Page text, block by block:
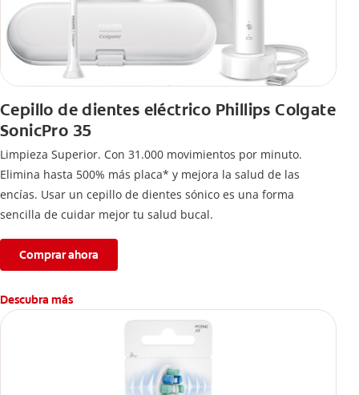
Cepillo de dientes eléctrico Phillips Colgate
SonicPro 35
Limpieza Superior. Con 31.000 movimientos por minuto.
Elimina hasta 500% más placa* y mejora la salud de las
encías. Usar un cepillo de dientes sónico es una forma
sencilla de cuidar mejor tu salud bucal.
Comprar ahora
Descubra más